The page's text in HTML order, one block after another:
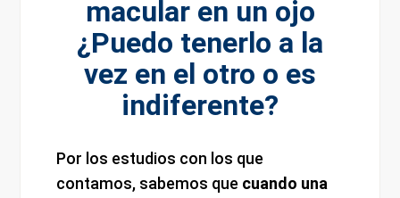
macular en un ojo
¿Puedo tenerlo a la
vez en el otro o es
indiferente?
Por los estudios con los que
contamos, sabemos que cuando una